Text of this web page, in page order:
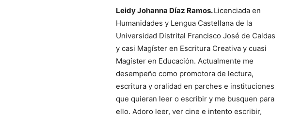
Leidy Johanna Díaz Ramos.Licenciada en
Humanidades y Lengua Castellana de la
Universidad Distrital Francisco José de Caldas
y casi Magíster en Escritura Creativa y cuasi
Magíster en Educación. Actualmente me
desempeño como promotora de lectura,
escritura y oralidad en parches e instituciones
que quieran leer o escribir y me busquen para
ello. Adoro leer, ver cine e intento escribir,